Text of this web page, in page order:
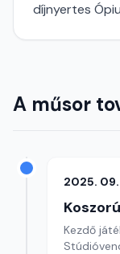
díjnyertes
A műsor
2025. 09.
Kezdő